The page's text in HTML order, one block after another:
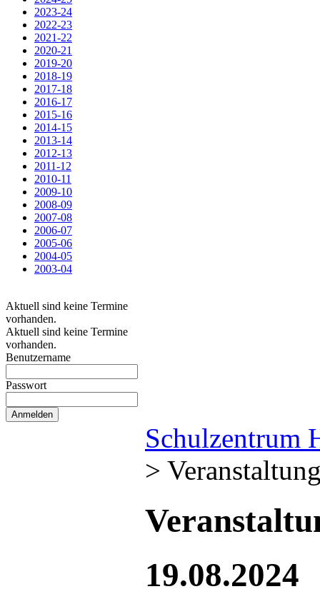
2023-24
2022-23
2021-22
2020-21
2019-20
2018-19
2017-18
2016-17
2015-16
2014-15
2013-14
2012-13
2011-12
2010-11
2009-10
2008-09
2007-08
2006-07
2005-06
2004-05
2003-04
Aktuell sind keine Termine
vorhanden.
Aktuell sind keine Termine
vorhanden.
Benutzername
Passwort
Schulzentrum
>
19.08.2024